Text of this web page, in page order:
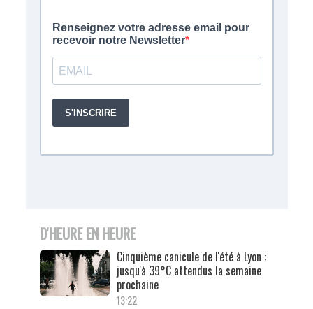
D'HEURE EN HEURE
Cinquième canicule de l'été à Lyon :
jusqu'à 39°C attendus la semaine
prochaine
13:22